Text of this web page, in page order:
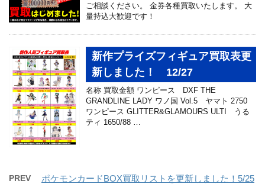
ご相談ください。 金券各種買取いたします。 大
量持込大歓迎です！
新作プライズフィギュア買取表更
新しました！ 12/27
名称 買取金額 ワンピース DXF THE
GRANDLINE LADY ワノ国 Vol.5 ヤマト 2750
ワンピース GLITTER&GLAMOURS ULTI うる
ティ 1650/88 …
PREV
ポケモンカードBOX買取リストを更新しました！5/25